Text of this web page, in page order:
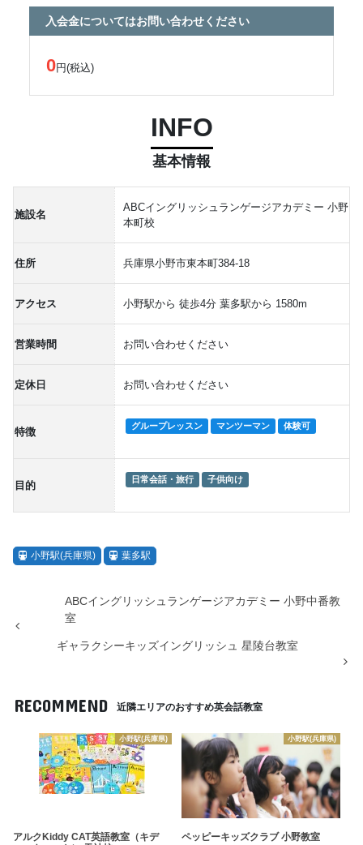
入会金についてはお問い合わせください
0円(税込)
INFO
基本情報
施設名
ABCイングリッシュランゲージアカデミー 小野
本町校
住所 兵庫県小野市東本町384-18
アクセス 小野駅から 徒歩4分 葉多駅から 1580m
営業時間 お問い合わせください
定休日 お問い合わせください
特徴 グループレッスン マンツーマン 体験可
目的 日常会話・旅行 子供向け
小野駅(兵庫県) 葉多駅
ABCイングリッシュランゲージアカデミー 小野中番教
室
ギャラクシーキッズイングリッシュ 星陵台教室
RECOMMEND 近隣エリアのおすすめ英会話教室
小野駅(兵庫県)
アルクKiddy CAT英語教室（キデ
小野駅(兵庫県)
ペッピーキッズクラブ 小野教室